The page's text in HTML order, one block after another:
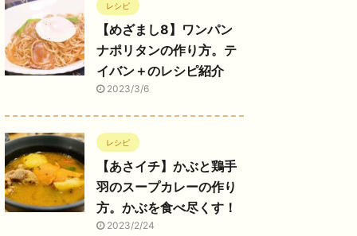
レシピ
【めざまし8】ワンパン
ナポリタンの作り方。テ
イバン＋のレシピ紹介
2023/3/6
レシピ
【あさイチ】かぶと鶏手
羽のスープカレーの作り
方。かぶを食べ尽くす！
2023/2/24